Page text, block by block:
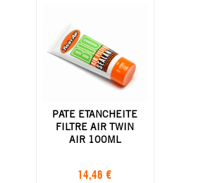
PATE ETANCHEITE
FILTRE AIR TWIN
AIR 100ML
14,46 €